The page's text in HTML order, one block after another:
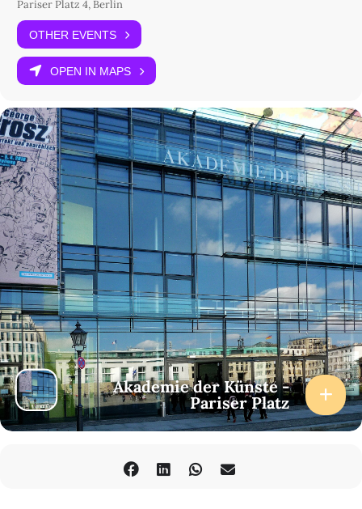
Pariser Platz 4, Berlin
OTHER EVENTS
OPEN IN MAPS
Akademie der Künste -
Pariser Platz